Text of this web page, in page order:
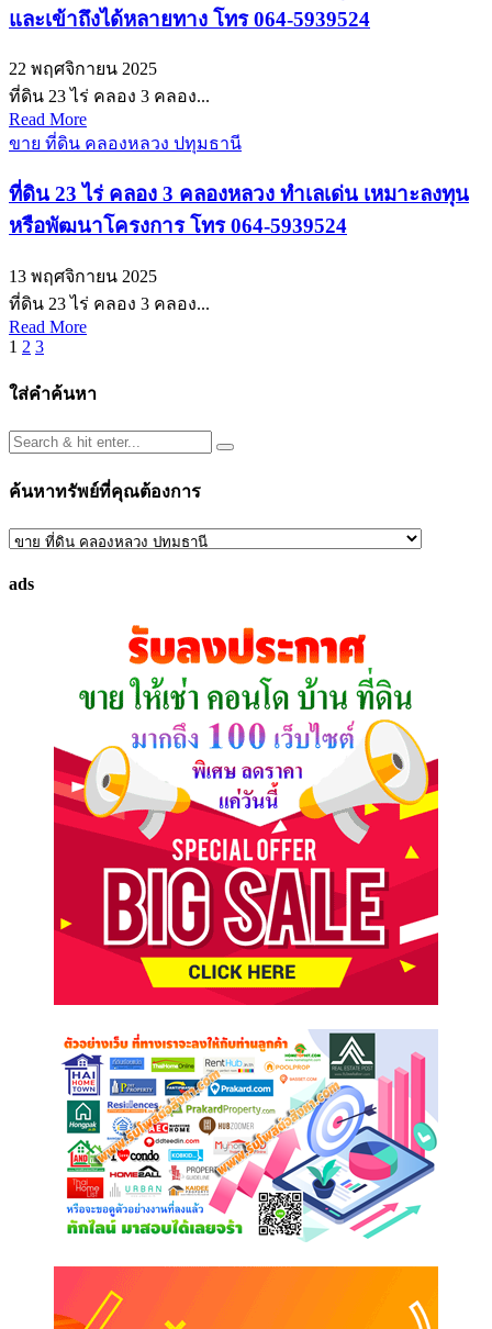
และเข้าถึงได้หลายทาง โทร 064-5939524
22 พฤศจิกายน 2025
ที่ดิน 23 ไร่ คลอง 3 คลอง...
Read More
ขาย ที่ดิน คลองหลวง ปทุมธานี
ที่ดิน 23 ไร่ คลอง 3 คลองหลวง ทำเลเด่น เหมาะลงทุน
หรือพัฒนาโครงการ โทร 064-5939524
13 พฤศจิกายน 2025
ที่ดิน 23 ไร่ คลอง 3 คลอง...
Read More
Posts
pagination
1 2 3
ใส่คำค้นหา
ค้นหาทรัพย์ที่คุณต้องการ
ค้นหา
ที่
ads